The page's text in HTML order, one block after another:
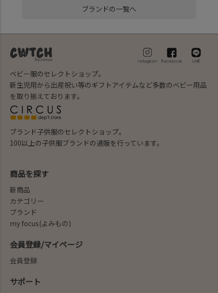
ブランドの一覧へ
ベビー服のセレクトショップ。
新生児用から出産祝い等のギフトアイテムなど多数のベビー用品
を取り揃えております。
ブランド子供服のセレクトショップ。
100以上の子供服ブランドの通販を行っています。
商品を探す
新商品
カテゴリー
ブランド
my focus(よみもの)
会員登録/マイページ
会員登録
サポート